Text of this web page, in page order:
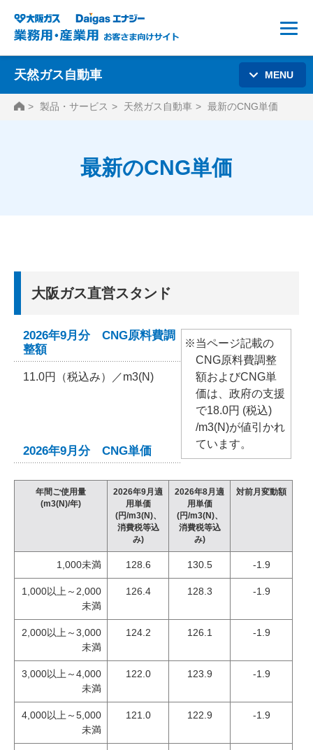
天然ガス自動車 MENU
HOME製品・サービス 天然ガス自動車 最新のCNG単価
最新のCNG単価
大阪ガス直営スタンド
2026年9月分 CNG原料費調
整額
11.0円（税込み）／m3(N)
2026年9月分 CNG単価
※当ページ記載の
CNG原料費調整
額およびCNG単
価は、政府の支援
で18.0円 (税込)
/m3(N)が値引かれ
ています。
年間ご使用量
(m3(N)/年)
2026年9月適
用単価
(円/m3(N)、
消費税等込
み)
2026年8月適
用単価
(円/m3(N)、
消費税等込
み)
対前月変動額
1,000未満 128.6 130.5 -1.9
1,000以上～2,000
未満
126.4 128.3 -1.9
2,000以上～3,000
未満
124.2 126.1 -1.9
3,000以上～4,000
未満
122.0 123.9 -1.9
4,000以上～5,000
未満
121.0 122.9 -1.9